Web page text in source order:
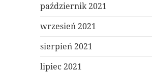
październik 2021
wrzesień 2021
sierpień 2021
lipiec 2021